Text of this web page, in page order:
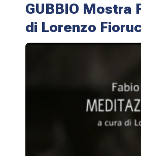
GUBBIO Mostra
di Lorenzo